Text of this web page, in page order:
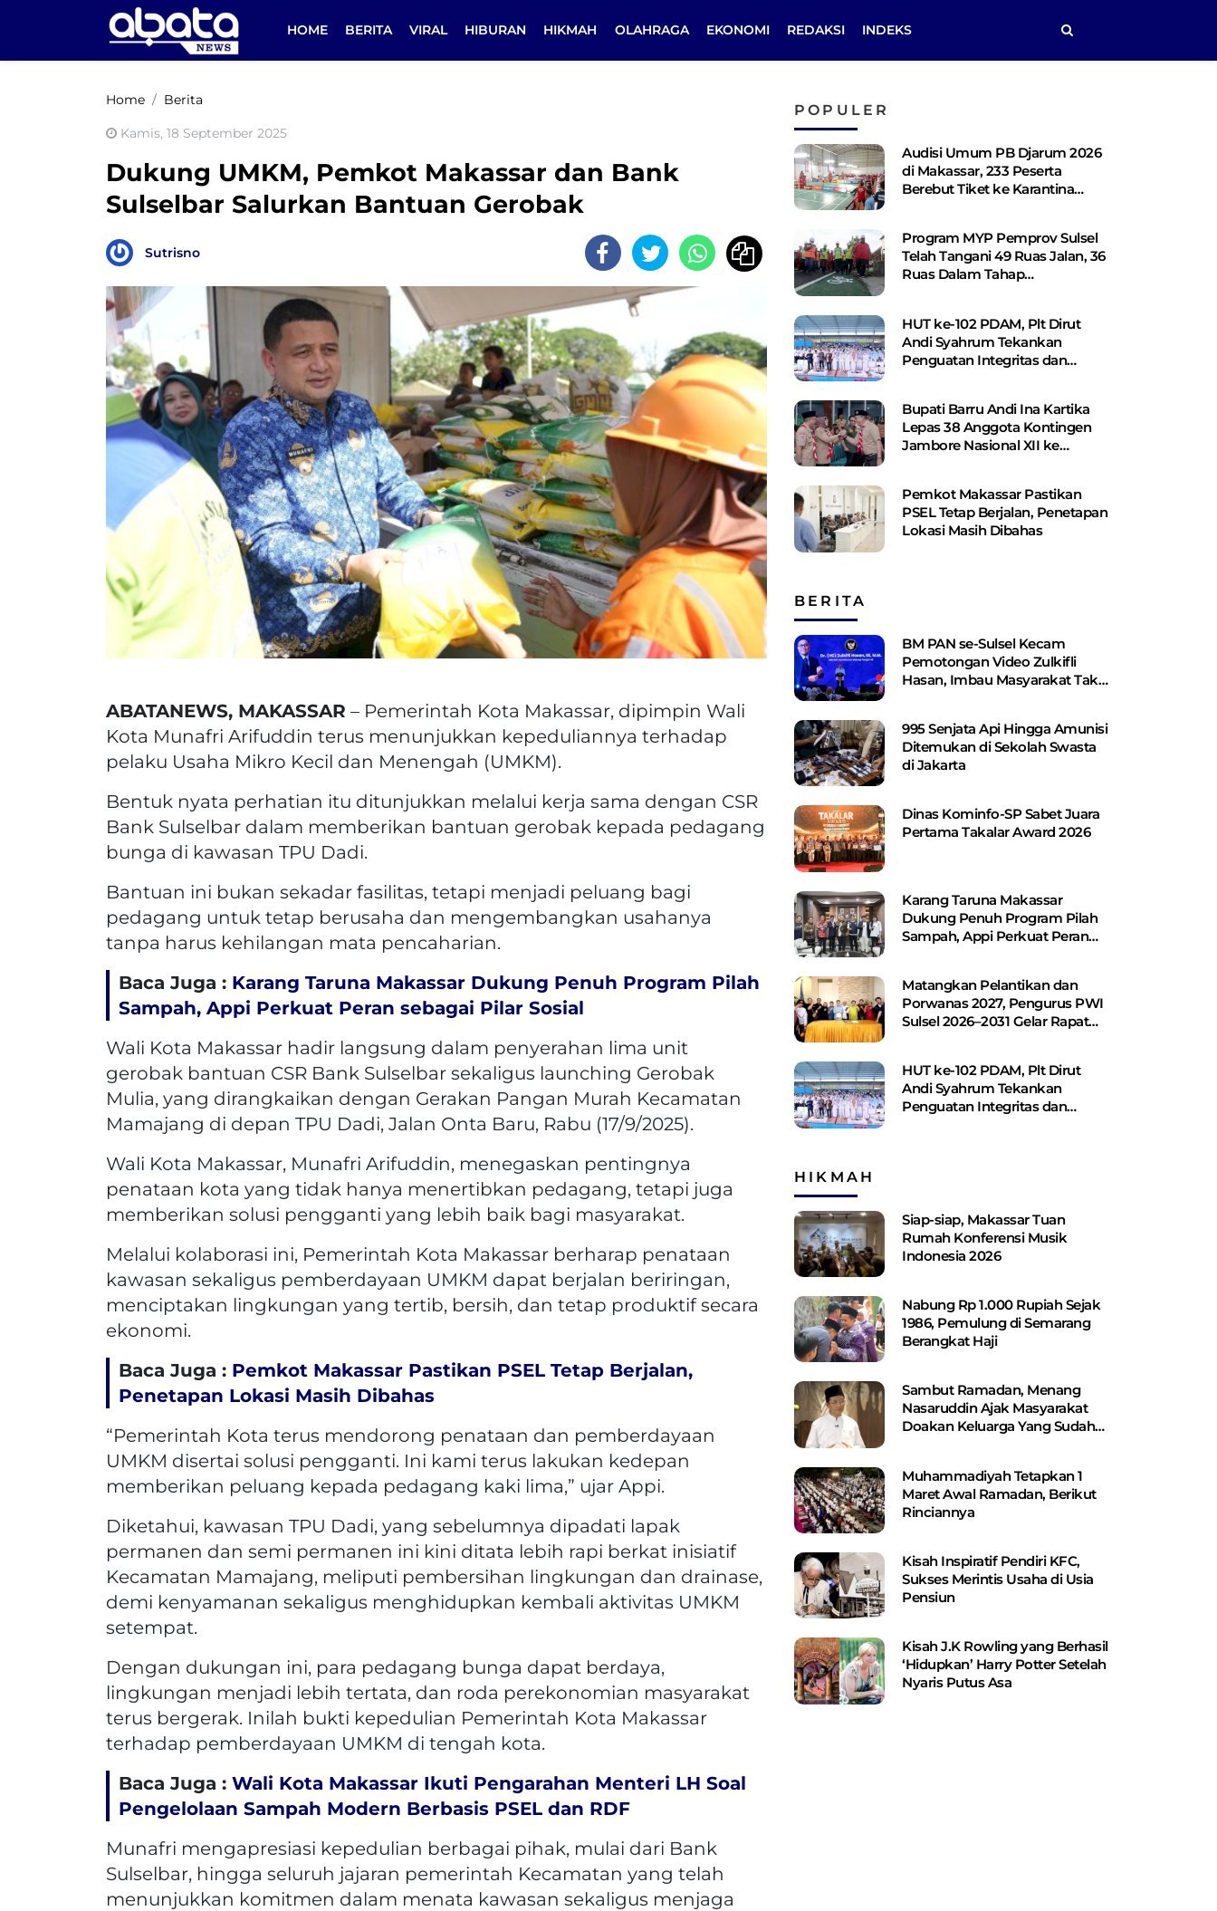
HOME BERITA VIRAL HIBURAN HIKMAH OLAHRAGA EKONOMI REDAKSI INDEKS
Home Berita
Kamis, 18 September 2025
Dukung UMKM, Pemkot Makassar dan Bank
Sulselbar Salurkan Bantuan Gerobak
Sutrisno
ABATANEWS, MAKASSAR – Pemerintah Kota Makassar, dipimpin Wali
Kota Munafri Arifuddin terus menunjukkan kepeduliannya terhadap
pelaku Usaha Mikro Kecil dan Menengah (UMKM).
Bentuk nyata perhatian itu ditunjukkan melalui kerja sama dengan CSR
Bank Sulselbar dalam memberikan bantuan gerobak kepada pedagang
bunga di kawasan TPU Dadi.
Bantuan ini bukan sekadar fasilitas, tetapi menjadi peluang bagi
pedagang untuk tetap berusaha dan mengembangkan usahanya
tanpa harus kehilangan mata pencaharian.
Baca Juga : Karang Taruna Makassar Dukung Penuh Program Pilah
Sampah, Appi Perkuat Peran sebagai Pilar Sosial
Wali Kota Makassar hadir langsung dalam penyerahan lima unit
gerobak bantuan CSR Bank Sulselbar sekaligus launching Gerobak
Mulia, yang dirangkaikan dengan Gerakan Pangan Murah Kecamatan
Mamajang di depan TPU Dadi, Jalan Onta Baru, Rabu (17/9/2025).
Wali Kota Makassar, Munafri Arifuddin, menegaskan pentingnya
penataan kota yang tidak hanya menertibkan pedagang, tetapi juga
memberikan solusi pengganti yang lebih baik bagi masyarakat.
Melalui kolaborasi ini, Pemerintah Kota Makassar berharap penataan
kawasan sekaligus pemberdayaan UMKM dapat berjalan beriringan,
menciptakan lingkungan yang tertib, bersih, dan tetap produktif secara
ekonomi.
Baca Juga : Pemkot Makassar Pastikan PSEL Tetap Berjalan,
Penetapan Lokasi Masih Dibahas
“Pemerintah Kota terus mendorong penataan dan pemberdayaan
UMKM disertai solusi pengganti. Ini kami terus lakukan kedepan
memberikan peluang kepada pedagang kaki lima,” ujar Appi.
Diketahui, kawasan TPU Dadi, yang sebelumnya dipadati lapak
permanen dan semi permanen ini kini ditata lebih rapi berkat inisiatif
Kecamatan Mamajang, meliputi pembersihan lingkungan dan drainase,
demi kenyamanan sekaligus menghidupkan kembali aktivitas UMKM
setempat.
Dengan dukungan ini, para pedagang bunga dapat berdaya,
lingkungan menjadi lebih tertata, dan roda perekonomian masyarakat
terus bergerak. Inilah bukti kepedulian Pemerintah Kota Makassar
terhadap pemberdayaan UMKM di tengah kota.
Baca Juga : Wali Kota Makassar Ikuti Pengarahan Menteri LH Soal
Pengelolaan Sampah Modern Berbasis PSEL dan RDF
Munafri mengapresiasi kepedulian berbagai pihak, mulai dari Bank
Sulselbar, hingga seluruh jajaran pemerintah Kecamatan yang telah
menunjukkan komitmen dalam menata kawasan sekaligus menjaga
POPULER
Audisi Umum PB Djarum 2026
di Makassar, 233 Peserta
Berebut Tiket ke Karantina
Program MYP Pemprov Sulsel
Telah Tangani 49 Ruas Jalan, 36
Ruas Dalam Tahap
HUT ke-102 PDAM, Plt Dirut
Andi Syahrum Tekankan
Penguatan Integritas dan
Bupati Barru Andi Ina Kartika
Lepas 38 Anggota Kontingen
Jambore Nasional XII ke
Pemkot Makassar Pastikan
PSEL Tetap Berjalan, Penetapan
Lokasi Masih Dibahas
BERITA
BM PAN se-Sulsel Kecam
Pemotongan Video Zulkifli
Hasan, Imbau Masyarakat Tak
995 Senjata Api Hingga Amunisi
Ditemukan di Sekolah Swasta
di Jakarta
Dinas Kominfo-SP Sabet Juara
Pertama Takalar Award 2026
Karang Taruna Makassar
Dukung Penuh Program Pilah
Sampah, Appi Perkuat Peran
Matangkan Pelantikan dan
Porwanas 2027, Pengurus PWI
Sulsel 2026–2031 Gelar Rapat
HUT ke-102 PDAM, Plt Dirut
Andi Syahrum Tekankan
Penguatan Integritas dan
HIKMAH
Siap-siap, Makassar Tuan
Rumah Konferensi Musik
Indonesia 2026
Nabung Rp 1.000 Rupiah Sejak
1986, Pemulung di Semarang
Berangkat Haji
Sambut Ramadan, Menang
Nasaruddin Ajak Masyarakat
Doakan Keluarga Yang Sudah
Muhammadiyah Tetapkan 1
Maret Awal Ramadan, Berikut
Rinciannya
Kisah Inspiratif Pendiri KFC,
Sukses Merintis Usaha di Usia
Pensiun
Kisah J.K Rowling yang Berhasil
‘Hidupkan’ Harry Potter Setelah
Nyaris Putus Asa